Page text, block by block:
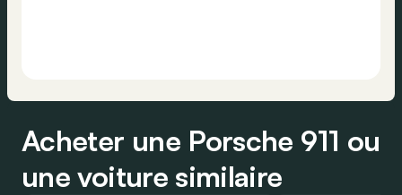
Acheter une Porsche 911 ou
une voiture similaire